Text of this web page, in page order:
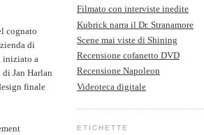
cognato
di
iniziato a
Jan Harlan
finale
Filmato con interviste inedite
Kubrick narra il Dr. Stranamore
Scene mai viste di Shining
Recensione cofanetto DVD
Recensione Napoleon
Videoteca digitale
ETICHETTE